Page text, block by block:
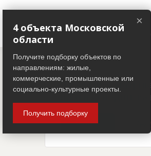
Описание объекта
Чтобы
платная
Войти
×
4 объекта Московской
области
Получите подборку объектов по
направлениям: жилые,
коммерческие, промышленные или
социально-культурные проекты.
Получить подборку